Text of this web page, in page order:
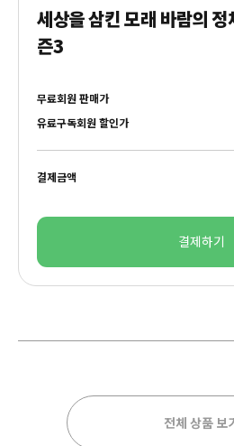
세상을 삼킨 모래 바람의
즌3
무료회원 판매가
유료구독회원 할인가
결제금액
결제하기
전체 상품 보